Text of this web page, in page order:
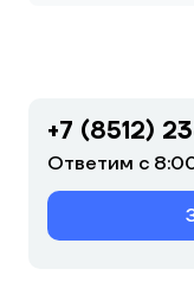
+7 (8512)
Ответим с